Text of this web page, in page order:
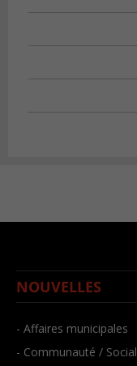
NOUVELLES
- Affaires municipales
- Communauté / Social